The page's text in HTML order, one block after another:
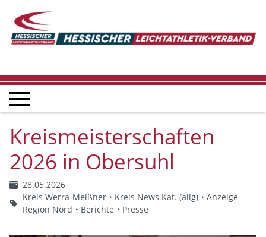
Kreismeisterschaften
2026 in Obersuhl
28.05.2026
Kreis Werra-Meißner
Kreis News Kat. (allg)
Anzeige
Region Nord
Berichte Presse